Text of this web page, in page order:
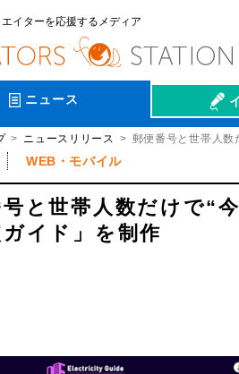
イターを応援するメディア
ニュース
会社伝
ニュースリリース 郵便番号と世帯人数
WEB・モバイル
と世帯人数だけで“
イド」を制作